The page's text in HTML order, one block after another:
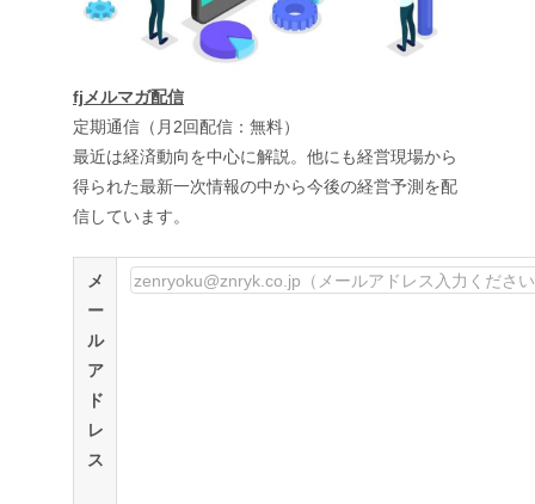
fjメルマガ配信
定期通信（月2回配信：無料）
最近は経済動向を中心に解説。他にも経営現場から
得られた最新一次情報の中から今後の経営予測を配
信しています。
メ
ー
ル
ア
ド
レ
ス